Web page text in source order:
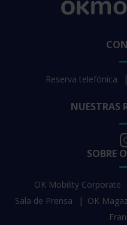
Reserva telefónica
NUESTRAS
SOBRE
OK Mobility Corporate
Sala de Prensa
OK